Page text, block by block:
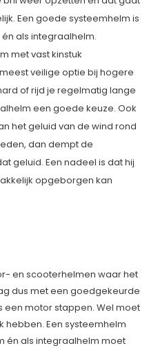
Een goede systeemhelm is
als integraalhelm.
met vast kinstuk
veilige optie bij hogere
of rijd je regelmatig lange
een goede keuze. Ook
het geluid van de wind rond
dan dempt de
geluid. Een nadeel is dat hij
opgeborgen kan
en scooterhelmen waar het
dus met een goedgekeurde
een motor stappen. Wel moet
hebben. Een systeemhelm
én als integraalhelm moet